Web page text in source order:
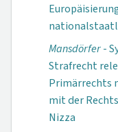
Mansdörfer-
Strafrecht
Primärrechts
mit der
Nizza